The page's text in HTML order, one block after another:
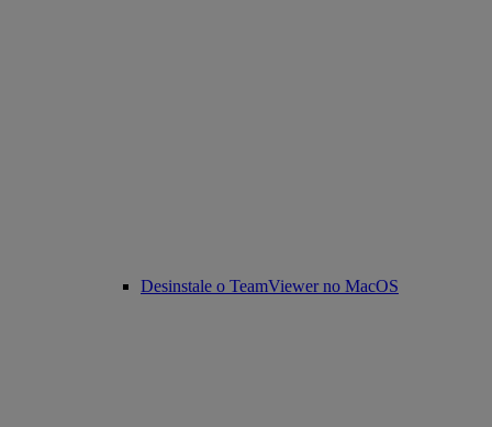
Desinstale o TeamViewer no MacOS